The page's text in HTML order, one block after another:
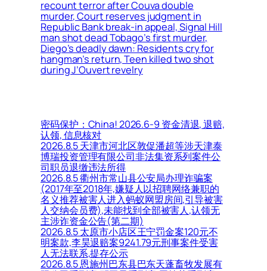
recount terror after Couva double
murder, Court reserves judgment in
Republic Bank break-in appeal, Signal Hill
man shot dead Tobago’s first murder,
Diego’s deadly dawn: Residents cry for
hangman’s return, Teen killed two shot
during J’Ouvert revelry
密码保护：China! 2026.6-9 资金清退, 退赔,
认领, 信息核对
2026.8.5 天津市河北区敦促潘超等涉天津泰
博瑞投资管理有限公司非法集资系列案件公
司职员退缴违法所得
2026.8.5 衢州市常山县公安局办理诈骗案
(2017年至2018年,嫌疑人以招聘网络兼职的
名义推荐被害人进入蚂蚁网盟房间,引导被害
人交纳会员费),未能找到全部被害人,认领无
主涉诈资金公告(第二期)
2026.8.5 太原市小店区王宁罚金案120元不
明案款,李昊退赔案9241.79元刑事案件受害
人无法联系,提存公示
2026.8.5 恩施州巴东县巴东天蓬畜牧发展有